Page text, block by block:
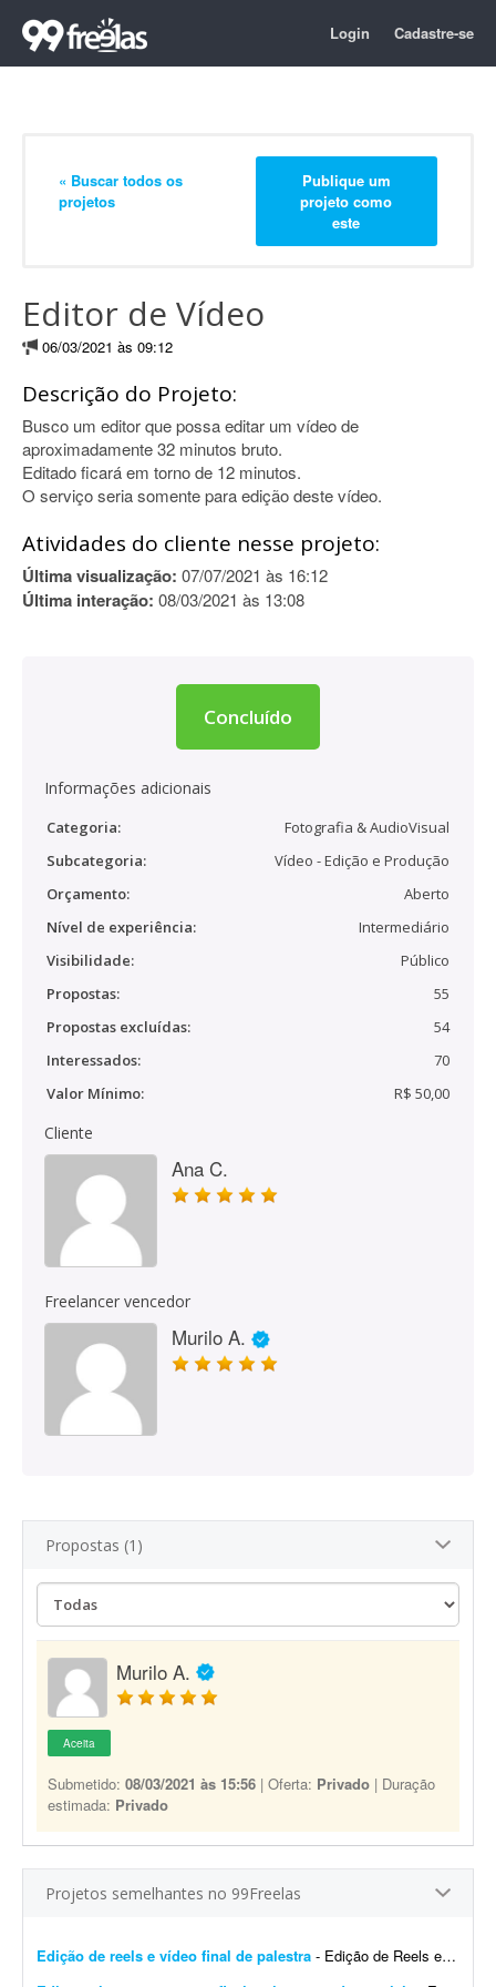
Login Cadastre-se
« Buscar todos os
projetos
Publique um
projeto como
este
Editor de Vídeo
06/03/2021 às 09:12
Descrição do Projeto:
Busco um editor que possa editar um vídeo de
aproximadamente 32 minutos bruto.
Editado ficará em torno de 12 minutos.
O serviço seria somente para edição deste vídeo.
Atividades do cliente nesse projeto:
Última visualização: 07/07/2021 às 16:12
Última interação: 08/03/2021 às 13:08
Concluído
Informações adicionais
Categoria:
Fotografia & AudioVisual
Subcategoria:
Vídeo - Edição e Produção
Orçamento:
Aberto
Nível de experiência:
Intermediário
Visibilidade:
Público
Propostas:
55
Propostas excluídas:
54
Interessados:
70
Valor Mínimo:
R$ 50,00
Cliente
Ana C.
Freelancer vencedor
Murilo A.
Propostas (1)
Murilo A.
Aceita
Submetido: 08/03/2021 às 15:56 | Oferta: Privado | Duração
estimada: Privado
Projetos semelhantes no 99Freelas
Edição de reels e vídeo final de palestra - Edição de Reels e vídeo final de palestra Estamos buscando um editor de vídeo com experiência em conteúdo para redes sociais para trabalhar na ediç&...